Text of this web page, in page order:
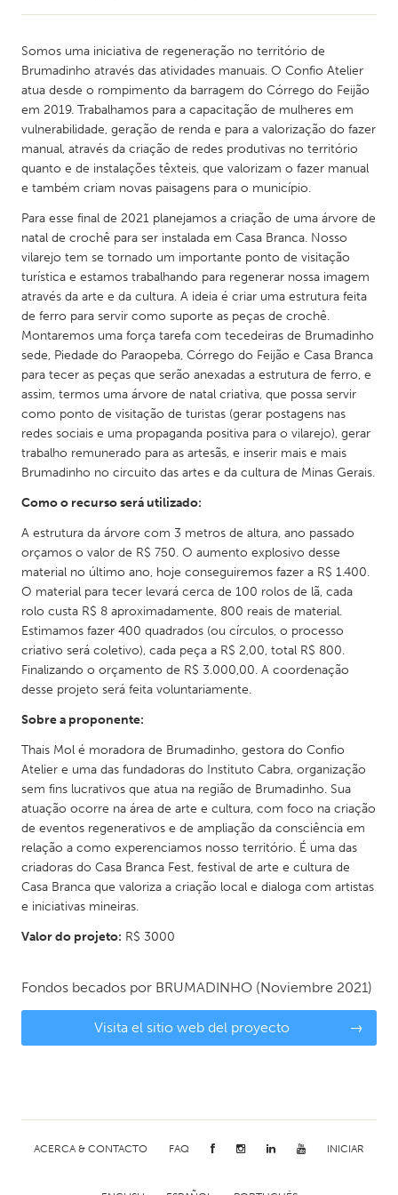
Somos uma iniciativa de regeneração no território de
Brumadinho através das atividades manuais. O Confio Atelier
atua desde o rompimento da barragem do Córrego do Feijão
em 2019. Trabalhamos para a capacitação de mulheres em
vulnerabilidade, geração de renda e para a valorização do fazer
manual, através da criação de redes produtivas no território
quanto e de instalações têxteis, que valorizam o fazer manual
e também criam novas paisagens para o município.
Para esse final de 2021 planejamos a criação de uma árvore de
natal de crochê para ser instalada em Casa Branca. Nosso
vilarejo tem se tornado um importante ponto de visitação
turística e estamos trabalhando para regenerar nossa imagem
através da arte e da cultura. A ideia é criar uma estrutura feita
de ferro para servir como suporte as peças de crochê.
Montaremos uma força tarefa com tecedeiras de Brumadinho
sede, Piedade do Paraopeba, Córrego do Feijão e Casa Branca
para tecer as peças que serão anexadas a estrutura de ferro, e
assim, termos uma árvore de natal criativa, que possa servir
como ponto de visitação de turistas (gerar postagens nas
redes sociais e uma propaganda positiva para o vilarejo), gerar
trabalho remunerado para as artesãs, e inserir mais e mais
Brumadinho no circuito das artes e da cultura de Minas Gerais.
Como o recurso será utilizado:
A estrutura da árvore com 3 metros de altura, ano passado
orçamos o valor de R$ 750. O aumento explosivo desse
material no último ano, hoje conseguiremos fazer a R$ 1.400.
O material para tecer levará cerca de 100 rolos de lã, cada
rolo custa R$ 8 aproximadamente, 800 reais de material.
Estimamos fazer 400 quadrados (ou círculos, o processo
criativo será coletivo), cada peça a R$ 2,00, total R$ 800.
Finalizando o orçamento de R$ 3.000,00. A coordenação
desse projeto será feita voluntariamente.
Sobre a proponente:
Thais Mol é moradora de Brumadinho, gestora do Confio
Atelier e uma das fundadoras do Instituto Cabra, organização
sem fins lucrativos que atua na região de Brumadinho. Sua
atuação ocorre na área de arte e cultura, com foco na criação
de eventos regenerativos e de ampliação da consciência em
relação a como experenciamos nosso território. É uma das
criadoras do Casa Branca Fest, festival de arte e cultura de
Casa Branca que valoriza a criação local e dialoga com artistas
e iniciativas mineiras.
Valor do projeto: R$ 3000
Fondos becados por BRUMADINHO (Noviembre 2021)
Visita el sitio web del proyecto →
ACERCA & CONTACTO FAQ INICIAR